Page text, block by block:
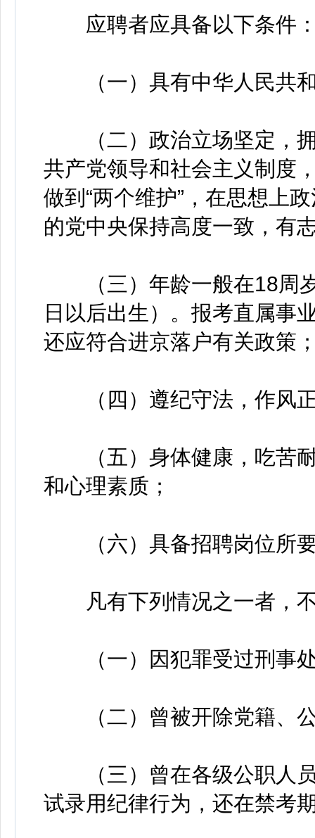
应聘者应具备以下条件
（一）具有中华人民共
（二）政治立场坚定，拥
共产党领导和社会主义制度
做到“两个维护”，在思想上
的党中央保持高度一致，有
（三）年龄一般在18周岁
日以后出生）。报考直属事
还应符合进京落户有关政策
（四）遵纪守法，作风正
（五）身体健康，吃苦耐
和心理素质；
（六）具备招聘岗位所要
凡有下列情况之一者，
（一）因犯罪受过刑事
（二）曾被开除党籍、
（三）曾在各级公职人员
试录用纪律行为，还在禁考